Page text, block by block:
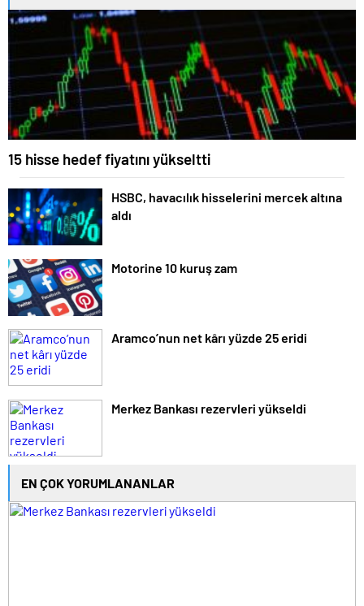
15 hisse hedef fiyatını yükseltti
HSBC, havacılık hisselerini mercek altına
aldı
Motorine 10 kuruş zam
Aramco’nun net kârı yüzde 25 eridi
Merkez Bankası rezervleri yükseldi
EN ÇOK YORUMLANANLAR